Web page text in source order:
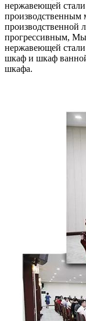
нержавеющей
производственным
производственной
прогрессивным,
нержавеющей
шкаф и шкаф
шкафа.